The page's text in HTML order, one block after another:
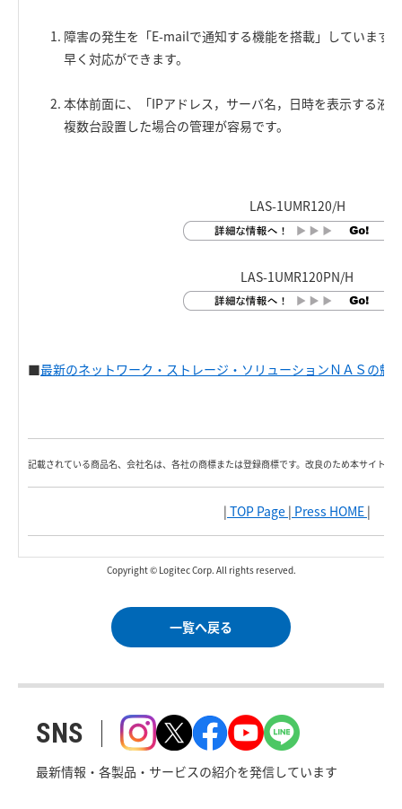
障害の発生を「E-mailで通知する機能を搭載」しています
早く対応ができます。
本体前面に、「IPアドレス，サーバ名，日時を表示する液
複数台設置した場合の管理が容易です。
LAS-1UMR120/H
LAS-1UMR120PN/H
■最新のネットワーク・ストレージ・ソリューションＮＡＳの魅
記載されている商品名、会社名は、各社の商標または登録商標です。改良のため本サイト内
| TOP Page | Press HOME |
Copyright © Logitec Corp. All rights reserved.
一覧へ戻る
SNS
最新情報・各製品・サービスの紹介を発信しています